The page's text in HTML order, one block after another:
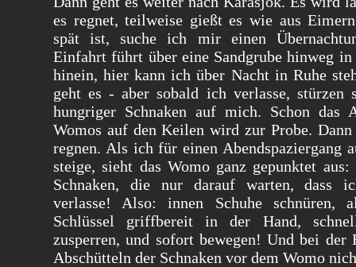
es regnet, teilweise gießt es wie aus
spät ist, suche ich mir einen
Einfahrt führt über eine Sandgrube hinweg
hinein, hier kann ich über Nacht in Ruhe
geht es - aber sobald ich verlasse, stürzen
hungriger Schnaken auf mich. Schon das
Womos auf den Keilen wird zur Probe.
regnen. Als ich für einen Abendspaziergang
steige, sieht das Womo ganz gepunktet
Schnaken, die nur darauf warten, dass
verlasse! Also: innen Schuhe schnüren,
Schlüssel griffbereit in der Hand,
zusperren, und sofort bewegen! Und bei der
Abschütteln der Schnaken vor dem Womo